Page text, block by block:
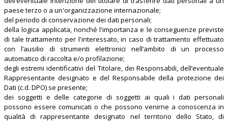
paese terzo o a un'organizzazione internazionale;
del periodo di conservazione dei dati personali;
della logica applicata, nonché l'importanza e le conseguenze previste
di tale trattamento per l'interessato, in caso di trattamento effettuato
con l’ausilio di strumenti elettronici nell’ambito di un processo
automatico di raccolta e/o profilazione;
degli estremi identificativi del Titolare, dei Responsabili, dell’eventuale
Rappresentante designato e del Responsabile della protezione dei
Dati (c.d. DPO) se presente;
dei soggetti e delle categorie di soggetti ai quali i dati personali
possono essere comunicati o che possono venirne a conoscenza in
qualità di rappresentante designato nel territorio dello Stato, di